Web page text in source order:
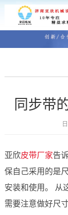
同步带
亚欣皮带厂家告
保自己采用的是
安装和使用。 从
需要注意做好尺